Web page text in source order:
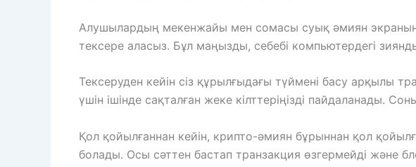
Алушылардың мекенжайы мен сомасы суық әмиян экранында
тексере аласыз. Бұл маңызды, себебі компьютердегі
Тексеруден кейін сіз құрылғыдағы түймені басу арқылы
үшін ішінде сақталған жеке кілттеріңізді пайдаланады.
Қол қойылғаннан кейін, крипто-әмиян бұрыннан қол
болады. Осы сәттен бастап транзакция өзгермейді және